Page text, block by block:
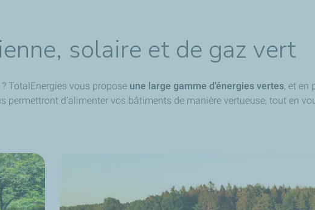
solaire et de gaz vert
TotalEnergies vous propose une large gamme d’énergies vertes, et en
permettront d’alimenter vos bâtiments de manière vertueuse, tout en